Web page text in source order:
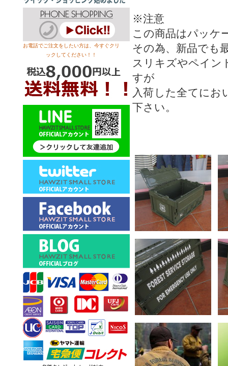
お電話でご注文をしたい方は、今すぐクリ
ックしてください！！
※注意
この商品はパッケ
その為、新品でも
スリキズやペイン
すが
入荷した全てにお
下さい。